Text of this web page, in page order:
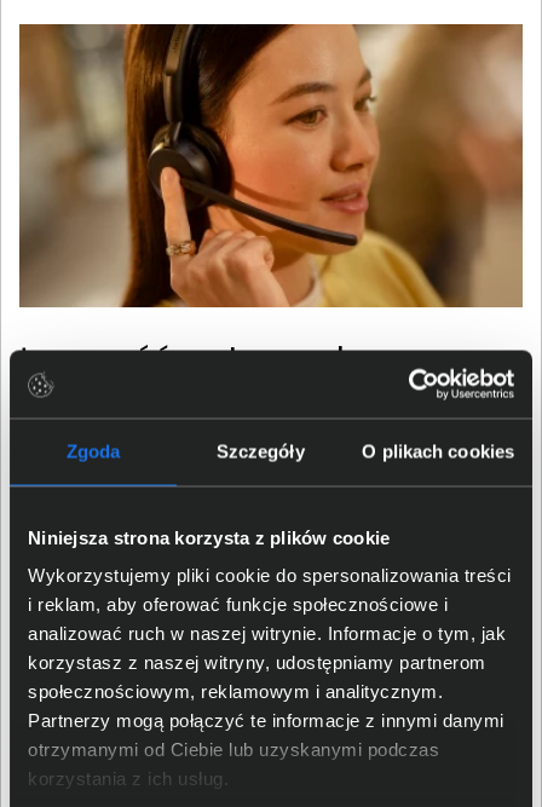
Zgoda Szczegóły O plikach cookies
Niniejsza strona korzysta z plików cookie
Wykorzystujemy pliki cookie do spersonalizowania treści
i reklam, aby oferować funkcje społecznościowe i
analizować ruch w naszej witrynie. Informacje o tym, jak
korzystasz z naszej witryny, udostępniamy partnerom
społecznościowym, reklamowym i analitycznym.
Partnerzy mogą połączyć te informacje z innymi danymi
otrzymanymi od Ciebie lub uzyskanymi podczas
korzystania z ich usług.
Łączność gotowa do
współpracy biznesowej
Pozwala to szybko połączyć słuchawki z komputerem.
ułatwiają wdrożenie urządzenia w środowiskach
firmowych. Natomiast wsparcie dla Microsoft Swift Pair,
Android Fast Pair oraz Apple Find My zwiększa wygodę
codziennego użytkowania. Czas pracy wynoszący do 21
godzin rozmów i do 36 godzin odtwarzania muzyki
pozwala ograniczyć częstotliwość ładowania, a
możliwość wymiany baterii i poduszek nausznych
pomaga wydłużyć cykl życia urządzenia.